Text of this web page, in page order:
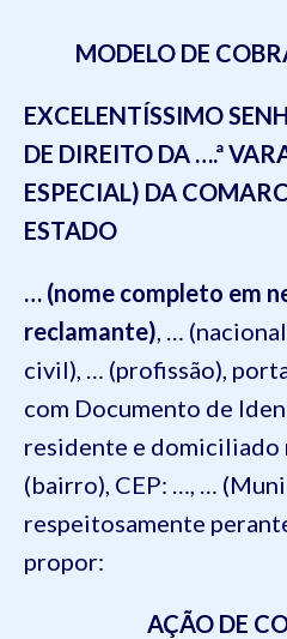
MODELO DE
EXCELENTÍSSIMO
DE DIREITO DA ….ª
ESPECIAL) DA
ESTADO
… (nome completo em
reclamante), …
civil), … (profissão),
com Documento de
residente e domiciliado
(bairro), CEP: …, …
respeitosamente
propor:
AÇÃO DE